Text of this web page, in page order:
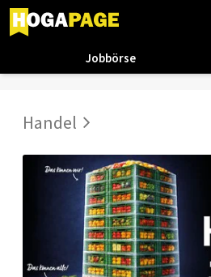
Jobbörse
Handel